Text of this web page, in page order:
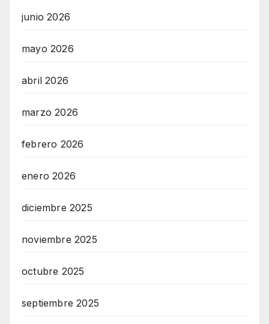
junio 2026
mayo 2026
abril 2026
marzo 2026
febrero 2026
enero 2026
diciembre 2025
noviembre 2025
octubre 2025
septiembre 2025